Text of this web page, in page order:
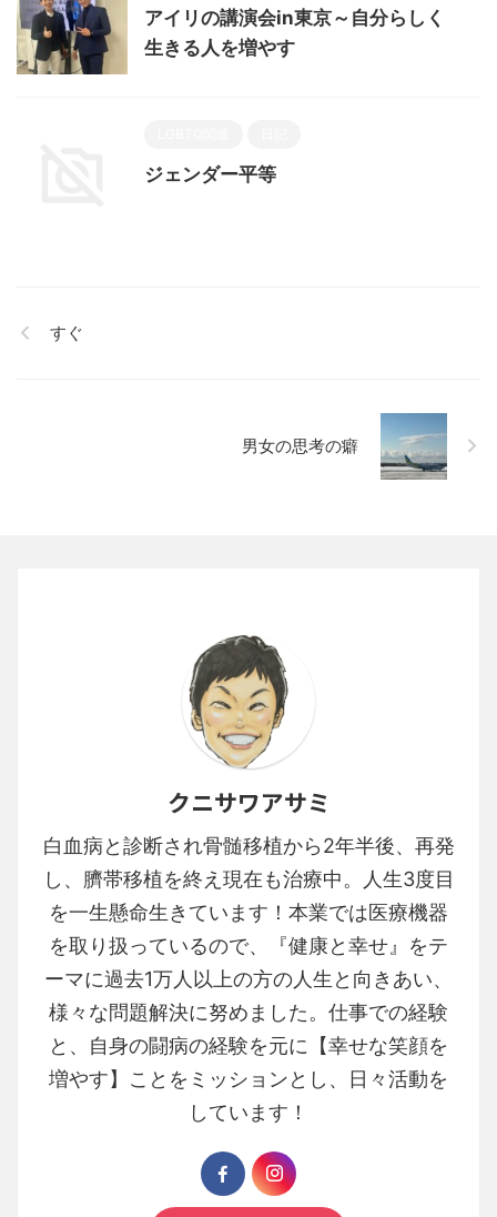
アイリの講演会in東京～自分らしく
生きる人を増やす
ジェンダー平等
すぐ
男女の思考の癖
クニサワアサミ
白血病と診断され骨髄移植から2年半後、再発
し、臍帯移植を終え現在も治療中。人生3度目
を一生懸命生きています！本業では医療機器
を取り扱っているので、『健康と幸せ』をテ
ーマに過去1万人以上の方の人生と向きあい、
様々な問題解決に努めました。仕事での経験
と、自身の闘病の経験を元に【幸せな笑顔を
増やす】ことをミッションとし、日々活動を
しています！